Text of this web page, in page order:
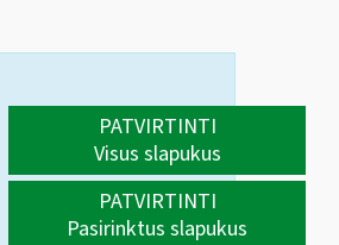
PATVIRTINTI
Visus slapukus
PATVIRTINTI
Pasirinktus slapukus